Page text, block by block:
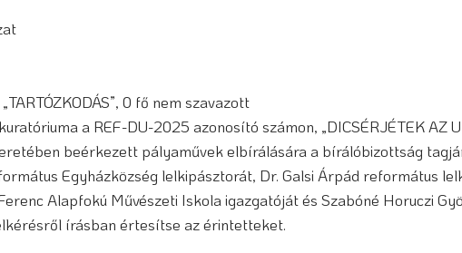
0 fő nem szavazott
a REF-DU-2025 azonosító számon, „DICSÉRJÉTEK AZ
beérkezett pályaművek elbírálására a bírálóbizottság
Egyházközség lelkipásztorát, Dr. Galsi Árpád református
Alapfokú Művészeti Iskola igazgatóját és Szabóné Horuczi
írásban értesítse az érintetteket.